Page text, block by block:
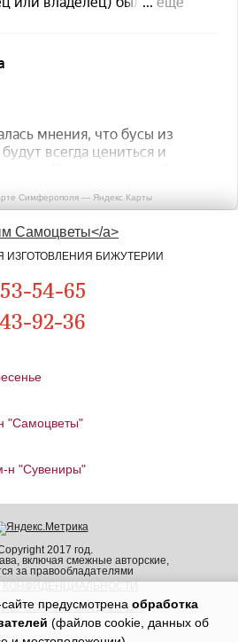
предусмотрена обработка
(файлов cookie, данных об
Симферополя — Яндекс Карты
ИЗГОТОВЛЕНИЯ БИЖУТЕРИИ
54-65
92-36
"Самоцветы"
н "Сувениры"
2017 год.
включая смежные авторские,
за правообладателями
КОНФИДЕНЦИАЛЬНОСТИ
ПЕРСОНАЛЬНЫХ ДАННЫХ